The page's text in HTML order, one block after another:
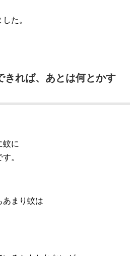
た。
きれば、あとは何とかす
蚊に
。
あまり蚊は